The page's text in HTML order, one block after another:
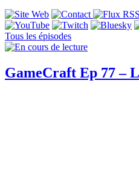
Tous les épisodes
GameCraft Ep 77 –